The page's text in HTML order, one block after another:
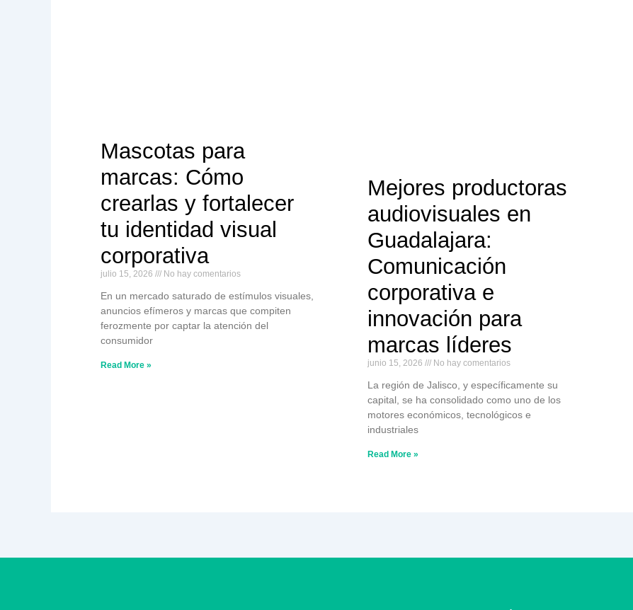
Mascotas para
marcas: Cómo
crearlas y fortalecer
tu identidad visual
corporativa
julio 15, 2026 No hay comentarios
En un mercado saturado de estímulos visuales,
anuncios efímeros y marcas que compiten
ferozmente por captar la atención del
consumidor
Read More »
Mejores productoras
audiovisuales en
Guadalajara:
Comunicación
corporativa e
innovación para
marcas líderes
junio 15, 2026 No hay comentarios
La región de Jalisco, y específicamente su
capital, se ha consolidado como uno de los
motores económicos, tecnológicos e
industriales
Read More »